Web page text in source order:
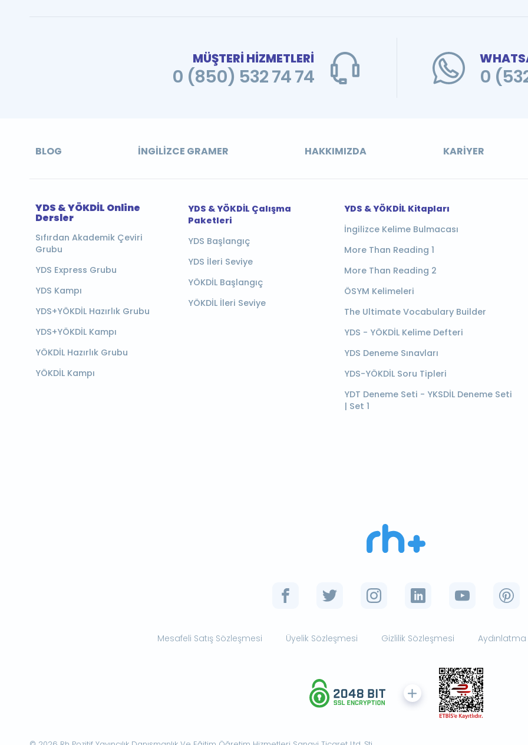
MÜŞTERİ HİZMETLERİ
0 (850) 532 74 74 0
BLOG İNGILIZCE GRAMER HAKKIMIZDA KARIYER
YDS & YÖKDİL Online
Dersler
Sıfırdan Akademik Çeviri
Grubu
YDS Express Grubu
YDS Kampı
YDS+YÖKDİL Hazırlık Grubu
YDS+YÖKDİL Kampı
YÖKDİL Hazırlık Grubu
YÖKDİL Kampı
YDS & YÖKDİL Çalışma
Paketleri
YDS Başlangıç
YDS İleri Seviye
YÖKDİL Başlangıç
YÖKDİL İleri Seviye
YDS & YÖKDİL Kitapları
İngilizce Kelime Bulmacası
More Than Reading 1
More Than Reading 2
ÖSYM Kelimeleri
The Ultimate Vocabulary Builder
YDS - YÖKDİL Kelime Defteri
YDS Deneme Sınavları
YDS-YÖKDİL Soru Tipleri
YDT Deneme Seti - YKSDİL Deneme Seti
| Set 1
Mesafeli Satış Sözleşmesi Üyelik Sözleşmesi Gizlilik Sözleşmesi